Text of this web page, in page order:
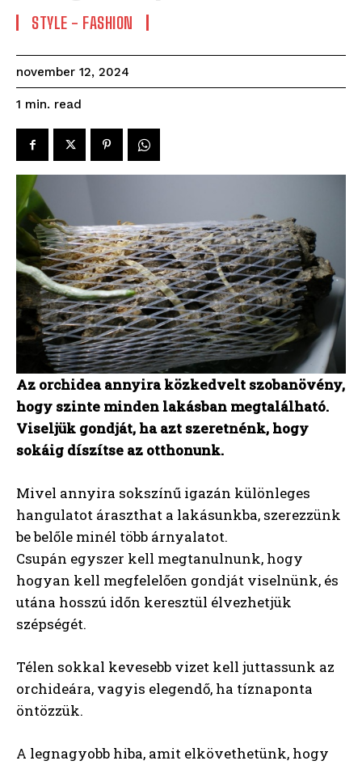
STYLE - FASHION
november 12, 2024
1 min. read
Az orchidea annyira közkedvelt szobanövény,
hogy szinte minden lakásban megtalálható.
Viseljük gondját, ha azt szeretnénk, hogy
sokáig díszítse az otthonunk.
Mivel annyira sokszínű igazán különleges
hangulatot áraszthat a lakásunkba, szerezzünk
be belőle minél több árnyalatot.
Csupán egyszer kell megtanulnunk, hogy
hogyan kell megfelelően gondját viselnünk, és
utána hosszú időn keresztül élvezhetjük
szépségét.
Télen sokkal kevesebb vizet kell juttassunk az
orchideára, vagyis elegendő, ha tíznaponta
öntözzük.
A legnagyobb hiba, amit elkövethetünk, hogy